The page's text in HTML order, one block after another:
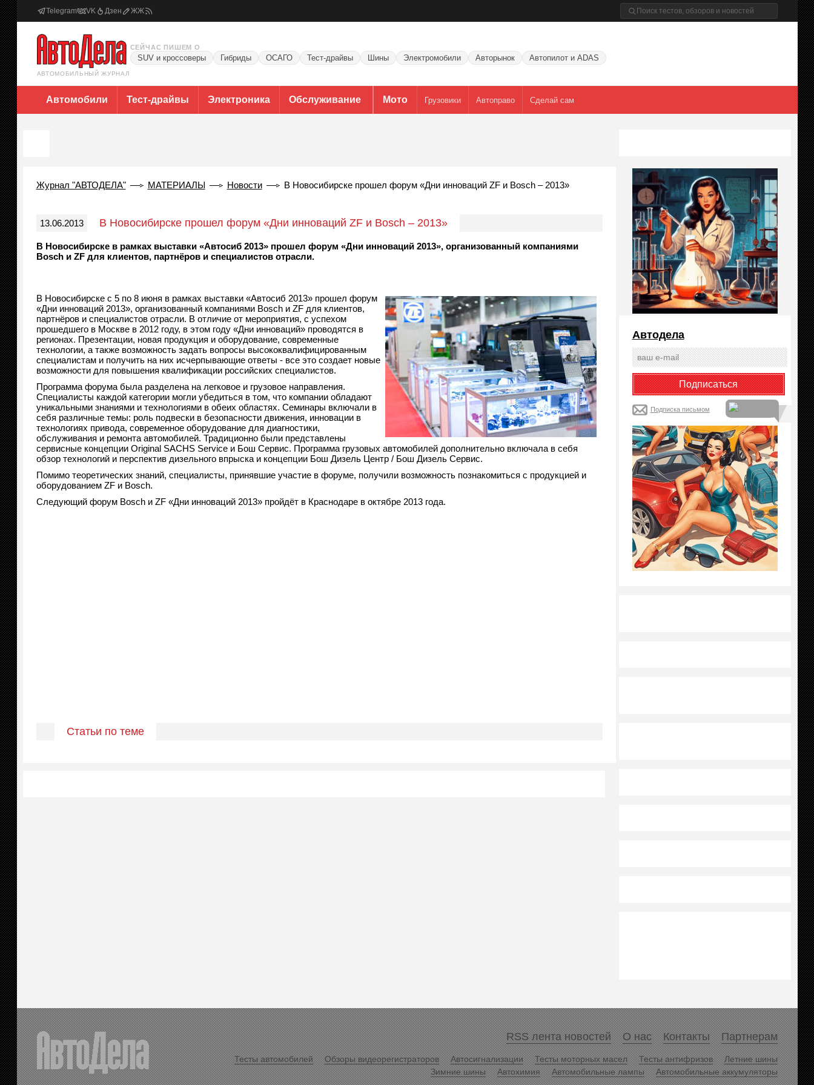
Telegram VK Дзен ЖЖ
АВТОМОБИЛЬНЫЙ ЖУРНАЛ
СЕЙЧАС ПИШЕМ О
SUV и кроссоверы Гибриды ОСАГО Тест-драйвы Шины Электромобили Авторынок Автопилот и ADAS
Автомобили Тест-драйвы Электроника Обслуживание Мото Грузовики Автоправо Сделай сам
Журнал "АВТОДЕЛА" МАТЕРИАЛЫ Новости В Новосибирске прошел форум «Дни инноваций ZF и Bosch – 2013»
13.06.2013 В Новосибирске прошел форум «Дни инноваций ZF и Bosch – 2013»
В Новосибирске в рамках выставки «Автосиб 2013» прошел форум «Дни инноваций 2013», организованный компаниями
Bosch и ZF для клиентов, партнёров и специалистов отрасли.
В Новосибирске с 5 по 8 июня в рамках выставки «Автосиб 2013» прошел форум
«Дни инноваций 2013», организованный компаниями Bosch и ZF для клиентов,
партнёров и специалистов отрасли. В отличие от мероприятия, с успехом
прошедшего в Москве в 2012 году, в этом году «Дни инноваций» проводятся в
регионах. Презентации, новая продукция и оборудование, современные
технологии, а также возможность задать вопросы высококвалифицированным
специалистам и получить на них исчерпывающие ответы - все это создает новые
возможности для повышения квалификации российских специалистов.
Программа форума была разделена на легковое и грузовое направления.
Специалисты каждой категории могли убедиться в том, что компании обладают
уникальными знаниями и технологиями в обеих областях. Семинары включали в
себя различные темы: роль подвески в безопасности движения, инновации в
технологиях привода, современное оборудование для диагностики,
обслуживания и ремонта автомобилей. Традиционно были представлены
сервисные концепции Original SACHS Service и Бош Сервис. Программа грузовых автомобилей дополнительно включала в себя
обзор технологий и перспектив дизельного впрыска и концепции Бош Дизель Центр / Бош Дизель Сервис.
Помимо теоретических знаний, специалисты, принявшие участие в форуме, получили возможность познакомиться с продукцией и
оборудованием ZF и Bosch.
Следующий форум Bosch и ZF «Дни инноваций 2013» пройдёт в Краснодаре в октябре 2013 года.
Статьи по теме
Автодела
Подписка письмом
RSS лента новостей О нас Контакты Партнерам
Тесты автомобилей Обзоры видеорегистраторов Автосигнализации Тесты моторных масел Тесты антифризов
Летние шины
Зимние шины
Автохимия Автомобильные лампы Автомобильные аккумуляторы